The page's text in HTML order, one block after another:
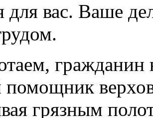
для вас. Ваше
гражданин
грязным